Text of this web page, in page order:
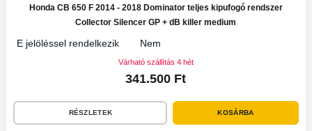
Honda CB 650 F 2014 - 2018 Dominator teljes kipufogó rendszer
Collector Silencer GP + dB killer medium
E jelöléssel rendelkezik Nem
Várható szállítás 4 hét
341.500 Ft
RÉSZLETEK KOSÁRBA